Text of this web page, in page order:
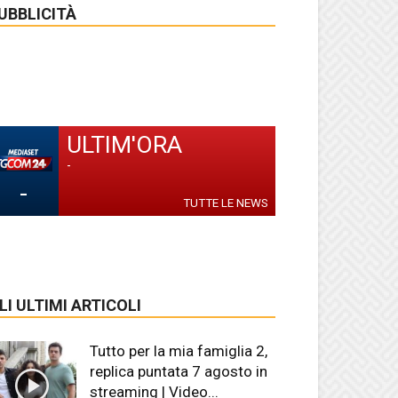
-
ULTIM'ORA
-
TUTTE LE NEWS
ULTIMI ARTICOLI
Tutto per la mia famiglia 2,
replica puntata 7 agosto in
streaming | Video...